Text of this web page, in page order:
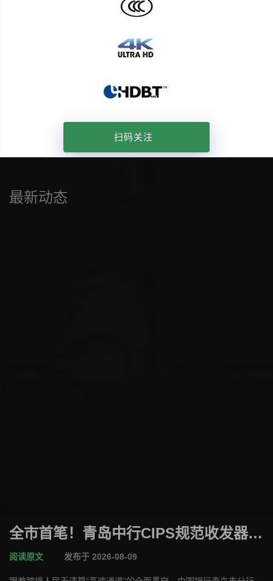
扫码关注
最新动态
全市首笔！青岛中行CIPS规范收发器服
务立异破局
阅读原文 发布于 2026-08-09